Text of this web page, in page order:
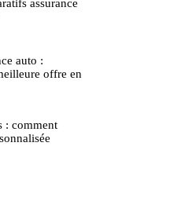
assurance
auto :
offre en
: comment